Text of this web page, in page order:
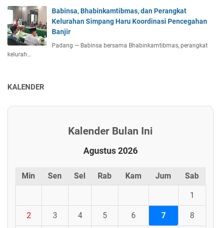
Babinsa, Bhabinkamtibmas, dan Perangkat
Kelurahan Simpang Haru Koordinasi Pencegahan
Banjir
Padang — Babinsa bersama Bhabinkamtibmas, perangkat
kelurah…
KALENDER
Kalender Bulan Ini
Agustus 2026
Min Sen Sel Rab Kam Jum Sab
1
2 3 4 5 6 7 8